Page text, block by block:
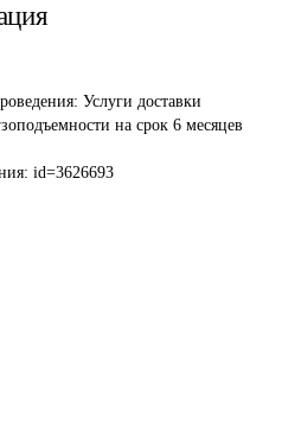
Услуги доставки
на срок 6 месяцев
id=3626693